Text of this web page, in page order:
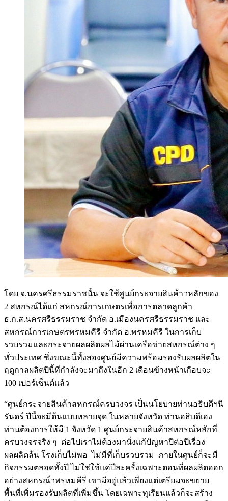
โดย จ.นครศรีธรรมราชนั้น จะใช้ศูนย์กระจายสินค้าฯหลักของ
2 สหกรณ์ได้แก่ สหกรณ์การเกษตรเพื่อการตลาดลูกค้า
ธ.ก.ส.นครศรีธรรมราช จำกัด อ.เมืองนครศรีธรรมราช และ
สหกรณ์การเกษตรพรหมคีรี จำกัด อ.พรหมคีรี ในการเก็บ
รวบรวมและกระจายผลผลิตผลไม้ผ่านเครือข่ายสหกรณ์ต่าง ๆ
ทั่วประเทศ ซึ่งขณะนี้ทั้งสองศูนย์มีความพร้อมรองรับผลผลิตใน
ฤดูกาลผลิตปีนี้ที่กำลังจะมาถึงในอีก 2 เดือนข้างหน้าเกือบจะ
100 เปอร์เซ็นต์แล้ว
“ศูนย์กระจายสินค้าสหกรณ์ครบวงจร เป็นนโยบายท่านอธิบดีฯนิ
รันดร์ ปีนี้จะมีต้นแบบหลายจุด ในหลายจังหวัด ท่านอธิบดีเอง
ท่านต้องการให้มี 1 จังหวัด 1 ศูนย์กระจายสินค้าสหกรณ์หลักที่
ครบวงจรจริง ๆ ต่อไปเราไม่ต้องมานั่งแก้ปัญหาปีต่อปีเรื่อง
ผลผลิตล้น โรงเก็บไม่พอ ไม่มีที่เก็บรวบรวม ภายในศูนย์ก็จะมี
กิจกรรมตลอดทั้งปี ไม่ใช่ใช้แค่ปีละครั้งเฉพาะตอนที่ผลผลิตออก
อย่างสหกรณ์ฯพรหมคีรี เขามีอยู่แล้วเพียงแต่เตรียมจะขยาย
พื้นที่เพิ่มรองรับผลิตที่เพิ่มขึ้น โดยเฉพาะทุเรียนแล้วก็จะสร้าง